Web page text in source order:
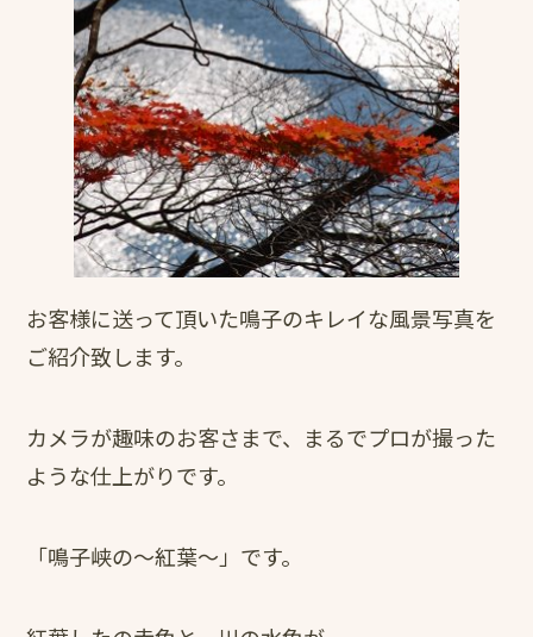
お客様に送って頂いた鳴子のキレイな風景写真を
ご紹介致します。
カメラが趣味のお客さまで、まるでプロが撮った
ような仕上がりです。
「鳴子峡の～紅葉～」です。